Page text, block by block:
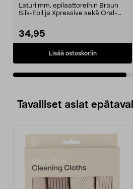
Xpressive
Laturi mm. epilaattoreihin Braun
Silk-Epil ja Xpressive sekä Oral-
34,95
Lisää ostoskoriin
Tavalliset asiat